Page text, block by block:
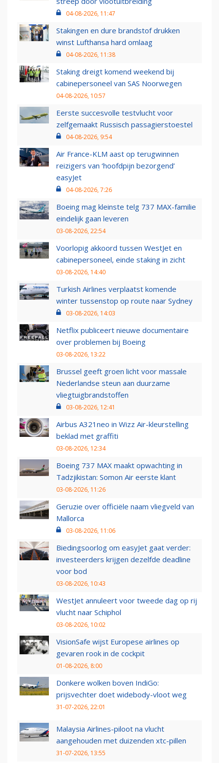
04-08-2026, 11:47
Stakingen en dure brandstof drukken
winst Lufthansa hard omlaag
04-08-2026, 11:38
Staking dreigt komend weekend bij
cabinepersoneel van SAS Noorwegen
04-08-2026, 10:57
Eerste succesvolle testvlucht voor
zelfgemaakt Russisch passagierstoestel
04-08-2026, 9:54
Air France-KLM aast op terugwinnen
reizigers van ‘hoofdpijn bezorgend’
easyJet
04-08-2026, 7:26
Boeing mag kleinste telg 737 MAX-familie
eindelijk gaan leveren
03-08-2026, 22:54
Voorlopig akkoord tussen WestJet en
cabinepersoneel, einde staking in zicht
03-08-2026, 14:40
Turkish Airlines verplaatst komende
winter tussenstop op route naar Sydney
03-08-2026, 14:03
Netflix publiceert nieuwe documentaire
over problemen bij Boeing
03-08-2026, 13:22
Brussel geeft groen licht voor massale
Nederlandse steun aan duurzame
vliegtuigbrandstoffen
03-08-2026, 12:41
Airbus A321neo in Wizz Air-kleurstelling
beklad met graffiti
03-08-2026, 12:34
Boeing 737 MAX maakt opwachting in
Tadzjikistan: Somon Air eerste klant
03-08-2026, 11:26
Geruzie over officiële naam vliegveld van
Mallorca
03-08-2026, 11:06
Biedingsoorlog om easyJet gaat verder:
investeerders krijgen dezelfde deadline
voor bod
03-08-2026, 10:43
WestJet annuleert voor tweede dag op rij
vlucht naar Schiphol
03-08-2026, 10:02
VisionSafe wijst Europese airlines op
gevaren rook in de cockpit
01-08-2026, 8:00
Donkere wolken boven IndiGo:
prijsvechter doet widebody-vloot weg
31-07-2026, 22:01
Malaysia Airlines-piloot na vlucht
aangehouden met duizenden xtc-pillen
31-07-2026, 13:55